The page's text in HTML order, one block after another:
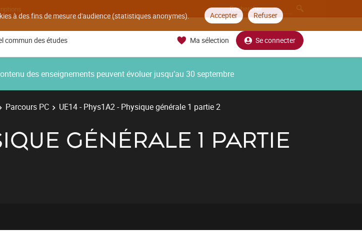
à des fins de mesure d'audience (statistiques anonymes). Accepter Refuser
commun des études Ma sélection Se connecter
des enseignements peuvent évoluer jusqu’au 30 septembre
Parcours PC UE14 - Phys1A2 - Physique générale 1 partie 2
GÉNÉRALE 1 PARTIE